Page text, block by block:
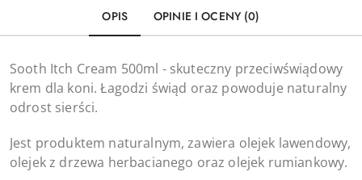
OPIS OPINIE I OCENY (0)
Sooth Itch Cream 500ml - skuteczny przeciwświądowy
krem dla koni. Łagodzi świąd oraz powoduje naturalny
odrost sierści.
Jest produktem naturalnym, zawiera olejek lawendowy,
olejek z drzewa herbacianego oraz olejek rumiankowy.